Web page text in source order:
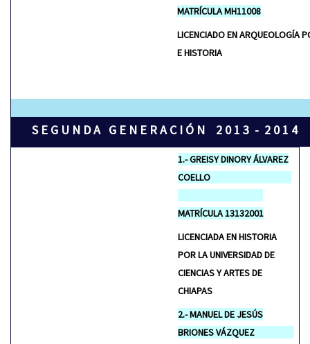
MATRÍCULA MH11008
LICENCIADO EN ARQUEOLOGÍA
E HISTORIA
S E G U N D A G E N E R A C I Ó N 2 0 1 3 - 2 0 1 4
1.- GREISY DINORY ÁLVAREZ
COELLO
MATRÍCULA 13132001
LICENCIADA EN HISTORIA
POR LA UNIVERSIDAD DE
CIENCIAS Y ARTES DE
CHIAPAS
2.- MANUEL DE JESÚS
BRIONES VÁZQUEZ